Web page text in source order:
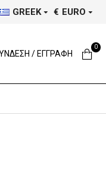
GREEK € EURO
/ ΕΓΓΡΑΦΗ
0